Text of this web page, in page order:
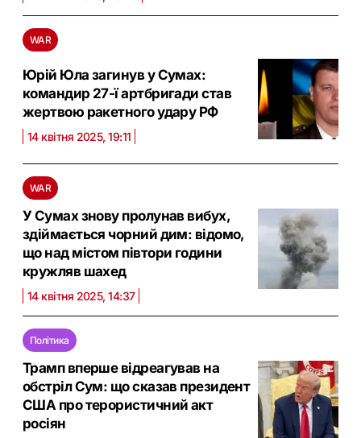
WAR
Юрій Юла загинув у Сумах:
командир 27-ї артбригади став
жертвою ракетного удару РФ
14 квітня 2025, 19:11
WAR
У Сумах знову пролунав вибух,
здіймається чорний дим: відомо,
що над містом півтори години
кружляв шахед
14 квітня 2025, 14:37
Політика
Трамп вперше відреагував на
обстріл Сум: що сказав президент
США про терористичний акт
росіян